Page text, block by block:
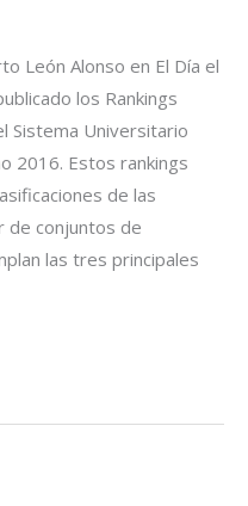
León Alonso en El Día el
los Rankings
Sistema Universitario
2016. Estos rankings
de las
de conjuntos de
las tres principales